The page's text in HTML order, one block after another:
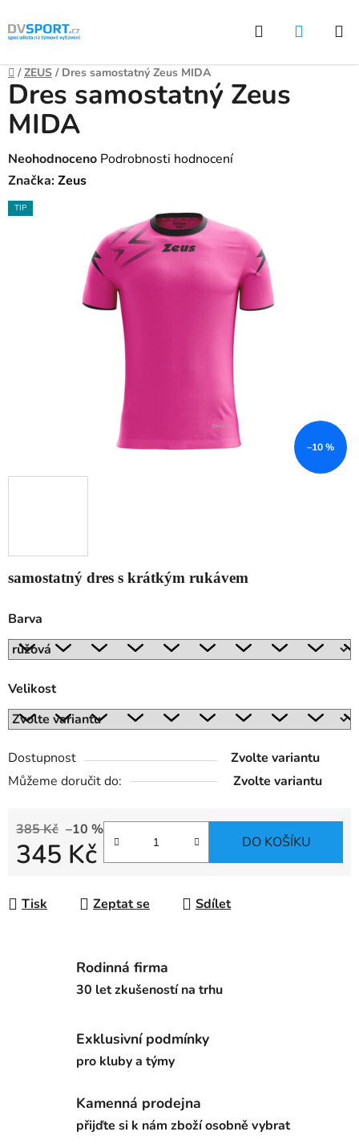
Přejít
na
Hledat
Domů
/ ZEUS / Dres samostatný Zeus MIDA
samostatný dres s krátkým rukávem
Barva
Velikost
Dostupnost
Zvolte variantu
Můžeme doručit do:
Zvolte variantu
385 Kč –10 %
345 Kč DO KOŠÍKU
Tisk Zeptat se Sdílet
Dres samostatný Zeus
MIDA
Průměrné
hodnocení
produktu
Neohodnoceno Podrobnosti hodnocení
Značka:Zeus
TIP
–10 %
Rodinná firma
30 let zkušeností na trhu
Exklusivní podmínky
pro kluby a týmy
Kamenná prodejna
přijďte si k nám zboží osobně vybrat